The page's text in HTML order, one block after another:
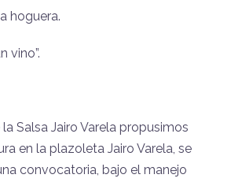
hoguera.
vino”.
Salsa Jairo Varela propusimos
en la plazoleta Jairo Varela, se
convocatoria, bajo el manejo